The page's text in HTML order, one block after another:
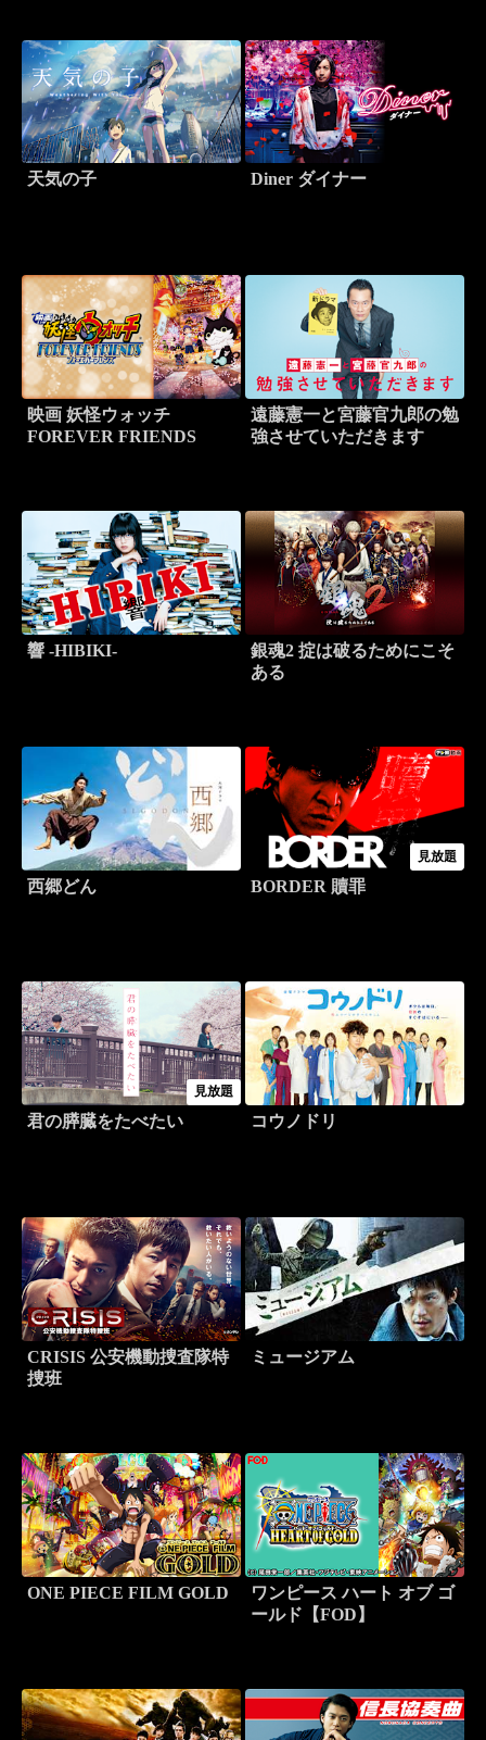
天気の子 Diner ダイナー
映画 妖怪ウォッチ
FOREVER FRIENDS
遠藤憲一と宮藤官九郎の勉
強させていただきます
響 -HIBIKI-
銀魂2 掟は破るためにこそ
ある
西郷どん
見放題
BORDER 贖罪
見放題
君の膵臓をたべたい コウノドリ
CRISIS 公安機動捜査隊特
捜班
ミュージアム
ONE PIECE FILM GOLD
ワンピース ハート オブ ゴ
ールド【FOD】